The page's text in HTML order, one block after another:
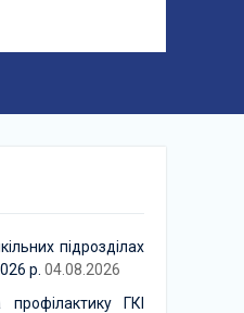
підрозділах
р. 04.08.2026
ГКІ